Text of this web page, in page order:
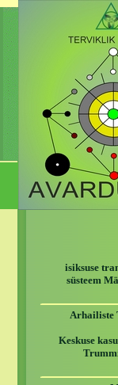
isiksuse
süsteem
Arhailiste
Keskuse